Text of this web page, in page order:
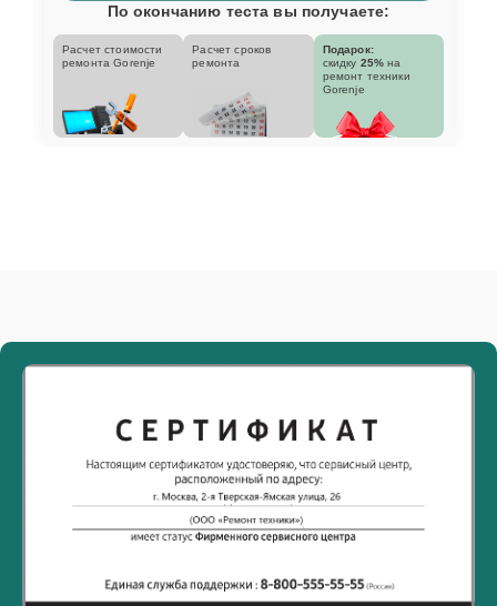
По окончанию теста вы получаете:
Расчет стоимости
ремонта Gorenje
Расчет сроков
ремонта
Подарок:
скидку 25% на
ремонт техники
Gorenje